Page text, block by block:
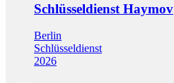
Schlüsseldienst Haymov
Berlin
Schlüsseldienst
2026